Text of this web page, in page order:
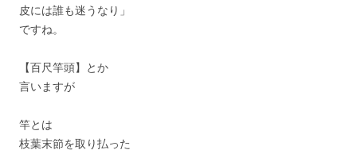
皮には誰も迷うなり」
ですね。
【百尺竿頭】とか
言いますが
竿とは
枝葉末節を取り払った